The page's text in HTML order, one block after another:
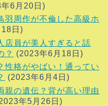
6月20日)
羽周作が不倫した高級ホ
日)
店員が美人すぎると話
？
(2023年6月18日)
性格がやばい！通ってい
(2023年6月4日)
親の遺伝？背が高い理由
年5月26日)